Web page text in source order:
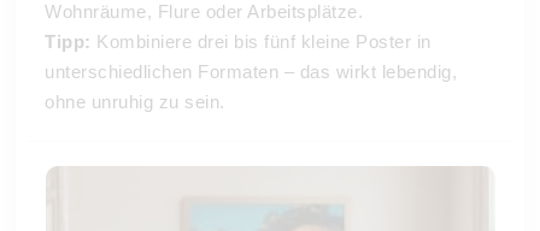
Wohnräume, Flure oder Arbeitsplätze.
Tipp: Kombiniere drei bis fünf kleine Poster in
unterschiedlichen Formaten – das wirkt lebendig,
ohne unruhig zu sein.